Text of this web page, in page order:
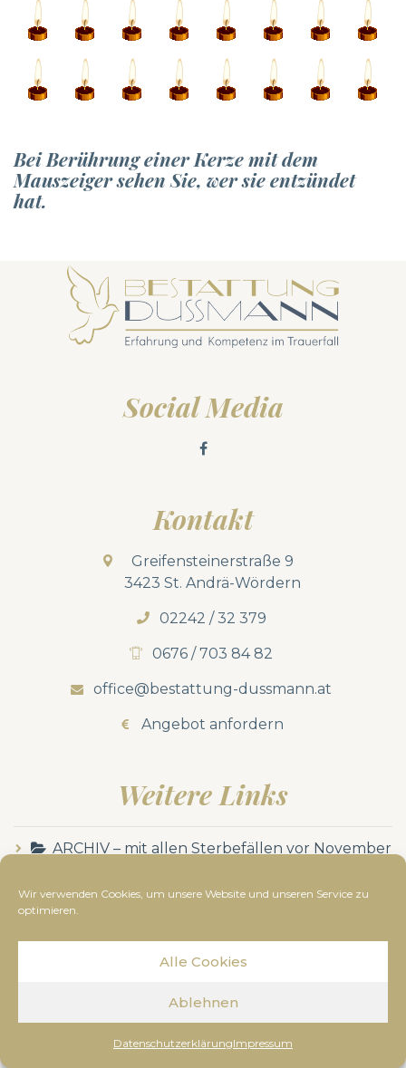
Wir verwenden Cookies, um unsere Website und unseren Service zu
optimieren.
Alle Cookies
Ablehnen
DatenschutzerklärungImpressum
Bei Berührung einer Kerze mit dem
Mauszeiger sehen Sie, wer sie entzündet
hat.
Social Media
Kontakt
Greifensteinerstraße 9
3423 St. Andrä-Wördern
02242 / 32 379
0676 / 703 84 82
office@bestattung-dussmann.at
Angebot anfordern
Weitere Links
ARCHIV – mit allen Sterbefällen vor November
Datenschutzerklärung